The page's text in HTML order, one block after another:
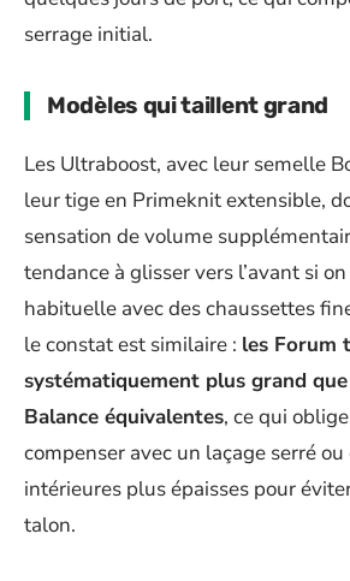
serrage initial.
Modèles qui taillent grand
Les Ultraboost, avec leur semelle
leur tige en Primeknit extensible,
sensation de volume
tendance à glisser vers l’avant si
habituelle avec des chaussettes
le constat est similaire : les Forum
systématiquement plus grand
Balance équivalentes, ce qui
compenser avec un laçage serré
intérieures plus épaisses pour
talon.